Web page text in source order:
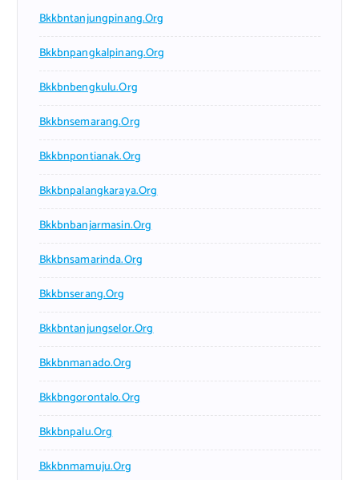
Bkkbntanjungpinang.org
Bkkbnpangkalpinang.org
Bkkbnbengkulu.org
Bkkbnsemarang.org
Bkkbnpontianak.org
Bkkbnpalangkaraya.org
Bkkbnbanjarmasin.org
Bkkbnsamarinda.org
Bkkbnserang.org
Bkkbntanjungselor.org
Bkkbnmanado.org
Bkkbngorontalo.org
Bkkbnpalu.org
Bkkbnmamuju.org